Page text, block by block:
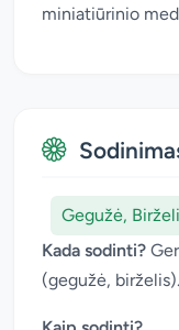
miniatiūrinio
Gegužė,
Kada sodinti?
(gegužė, birželis).